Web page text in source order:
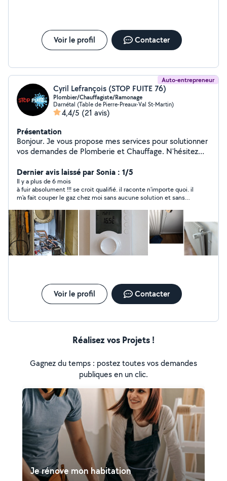
prêter mes bras ci vous en avez le besoinle. Je reste à
votre disposition. Cordialement. ¤
Voir le profil Contacter
Auto-entrepreneur
Cyril Lefrançois (STOP FUITE 76)
Plombier/Chauffagiste/Ramonage
Darnétal (Table de Pierre-Preaux-Val St-Martin)
4,4/5 (21 avis)
Présentation
Bonjour. Je vous propose mes services pour solutionner
vos demandes de Plomberie et Chauffage. N'hésitez
optimiser vos demandes. Car sans abonnement je ne
suis pas autorisé à vous répondre via allô voisin. Bien
cordialement. Zéro six, cinq deux quatre cinq un quatre
cinq cinq.
Dernier avis laissé par Sonia : 1/5
Il y a plus de 6 mois
à fuir absolument !!! se croit qualifié. il raconte n'importe quoi. il
m'a fait couper le gaz chez moi sans aucune solution et sans
Voir le profil Contacter
Réalisez vos Projets !
Gagnez du temps : postez toutes vos demandes
publiques en un clic.
Je rénove mon habitation